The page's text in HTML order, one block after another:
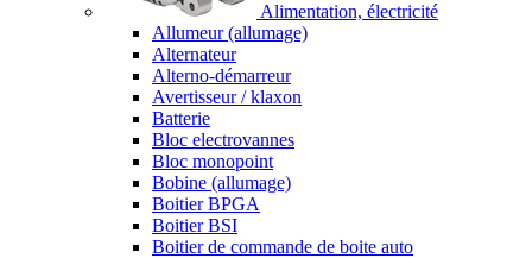
Alimentation, électricité
Allumeur (allumage)
Alternateur
Alterno-démarreur
Avertisseur / klaxon
Batterie
Bloc electrovannes
Bloc monopoint
Bobine (allumage)
Boitier BPGA
Boitier BSI
Boitier de commande de boite auto